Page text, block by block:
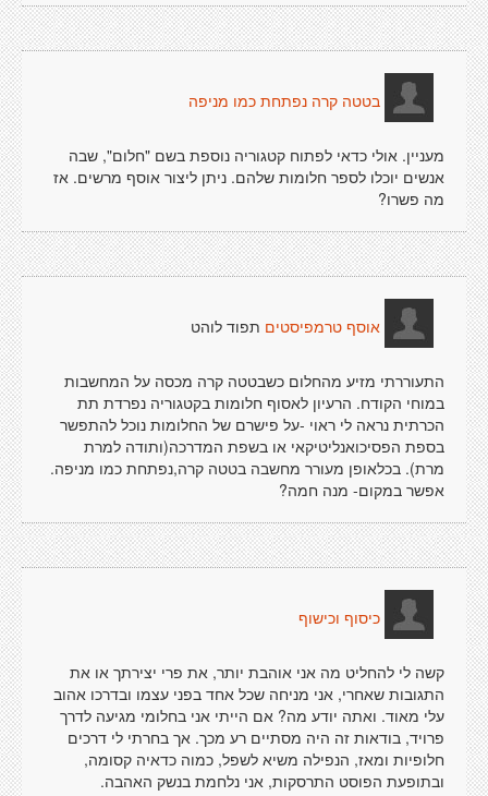
בטטה קרה נפתחת כמו מניפה
מעניין. אולי כדאי לפתוח קטגוריה נוספת בשם "חלום", שבה
אנשים יוכלו לספר חלומות שלהם. ניתן ליצור אוסף מרשים. אז
מה פשרו?
אוסף טרמפיסטים תפוד לוהט
התעוררתי מזיע מהחלום כשבטטה קרה מכסה על המחשבות
במוחי הקודח. הרעיון לאסוף חלומות בקטגוריה נפרדת תת
הכרתית נראה לי ראוי -על פישרם של החלומות נוכל להתפשר
בספת הפסיכואנליטיקאי או בשפת המדרכה(ותודה למרת
מרת). בכלאופן מעורר מחשבה בטטה קרה,נפתחת כמו מניפה.
אפשר במקום- מנה חמה?
כיסוף וכישוף
קשה לי להחליט מה אני אוהבת יותר, את פרי יצירתך או את
התגובות שאחרי, אני מניחה שכל אחד בפני עצמו ובדרכו אהוב
עלי מאוד. ואתה יודע מה? אם הייתי אני בחלומי מגיעה לדרך
פרויד, בודאות זה היה מסתיים רע מכך. אך בחרתי לי דרכים
חלופיות ומאז, הנפילה משיא לשפל, כמוה כדאיה קסומה,
ובתופעת הפוסט התרסקות, אני נלחמת בנשק האהבה.